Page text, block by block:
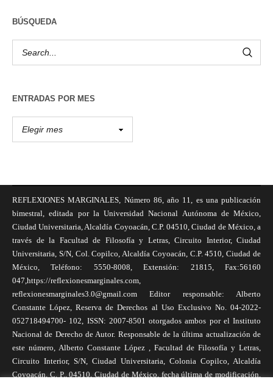
BÚSQUEDA
ENTRADAS POR MES
REFLEXIONES MARGINALES, Número 86, año 11, es una publicación
bimestral, editada por la Universidad Nacional Autónoma de México,
Ciudad Universitaria, Alcaldía Coyoacán, C.P. 04510, Ciudad de México, a
través de la Facultad de Filosofía y Letras, Circuito Interior, Ciudad
Universitaria, S/N, Col. Copilco, Alcaldía Coyoacán, C.P. 4510, Ciudad de
México, Teléfono: 5550-8008, Extensión: 21815, Fax:56160
047,https://reflexionesmarginales.com,
reflexionesmarginales3.0@gmail.com Editor responsable: Alberto
Constante López, Reserva de Derechos al Uso Exclusivo No. 04-2022-
052718494700- 102, ISSN: 2007-8501 otorgados ambos por el Instituto
Nacional de Derecho de Autor. Responsable de la última actualización de
este número, Alberto Constante López , Facultad de Filosofía y Letras,
Circuito Interior, S/N, Ciudad Universitaria, Colonia Copilco, Alcaldía
Coyoacán, C. P., 04510, Ciudad de México, fecha última de modificación,